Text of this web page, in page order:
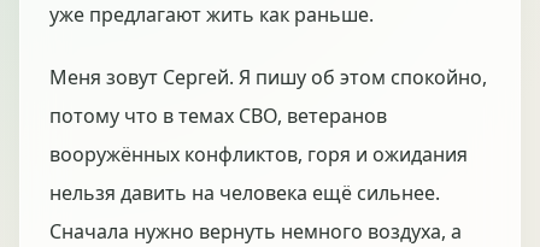
уже предлагают жить как раньше.
Меня зовут Сергей. Я пишу об этом спокойно,
потому что в темах СВО, ветеранов
вооружённых конфликтов, горя и ожидания
нельзя давить на человека ещё сильнее.
Сначала нужно вернуть немного воздуха, а